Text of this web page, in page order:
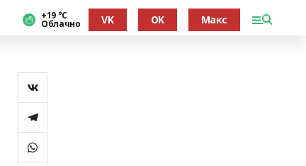
+19 °С
Облачно VK OK Макс